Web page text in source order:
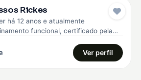
Rickes
há 12 anos e atualmente
funcional, certificado pela
Ver perfil